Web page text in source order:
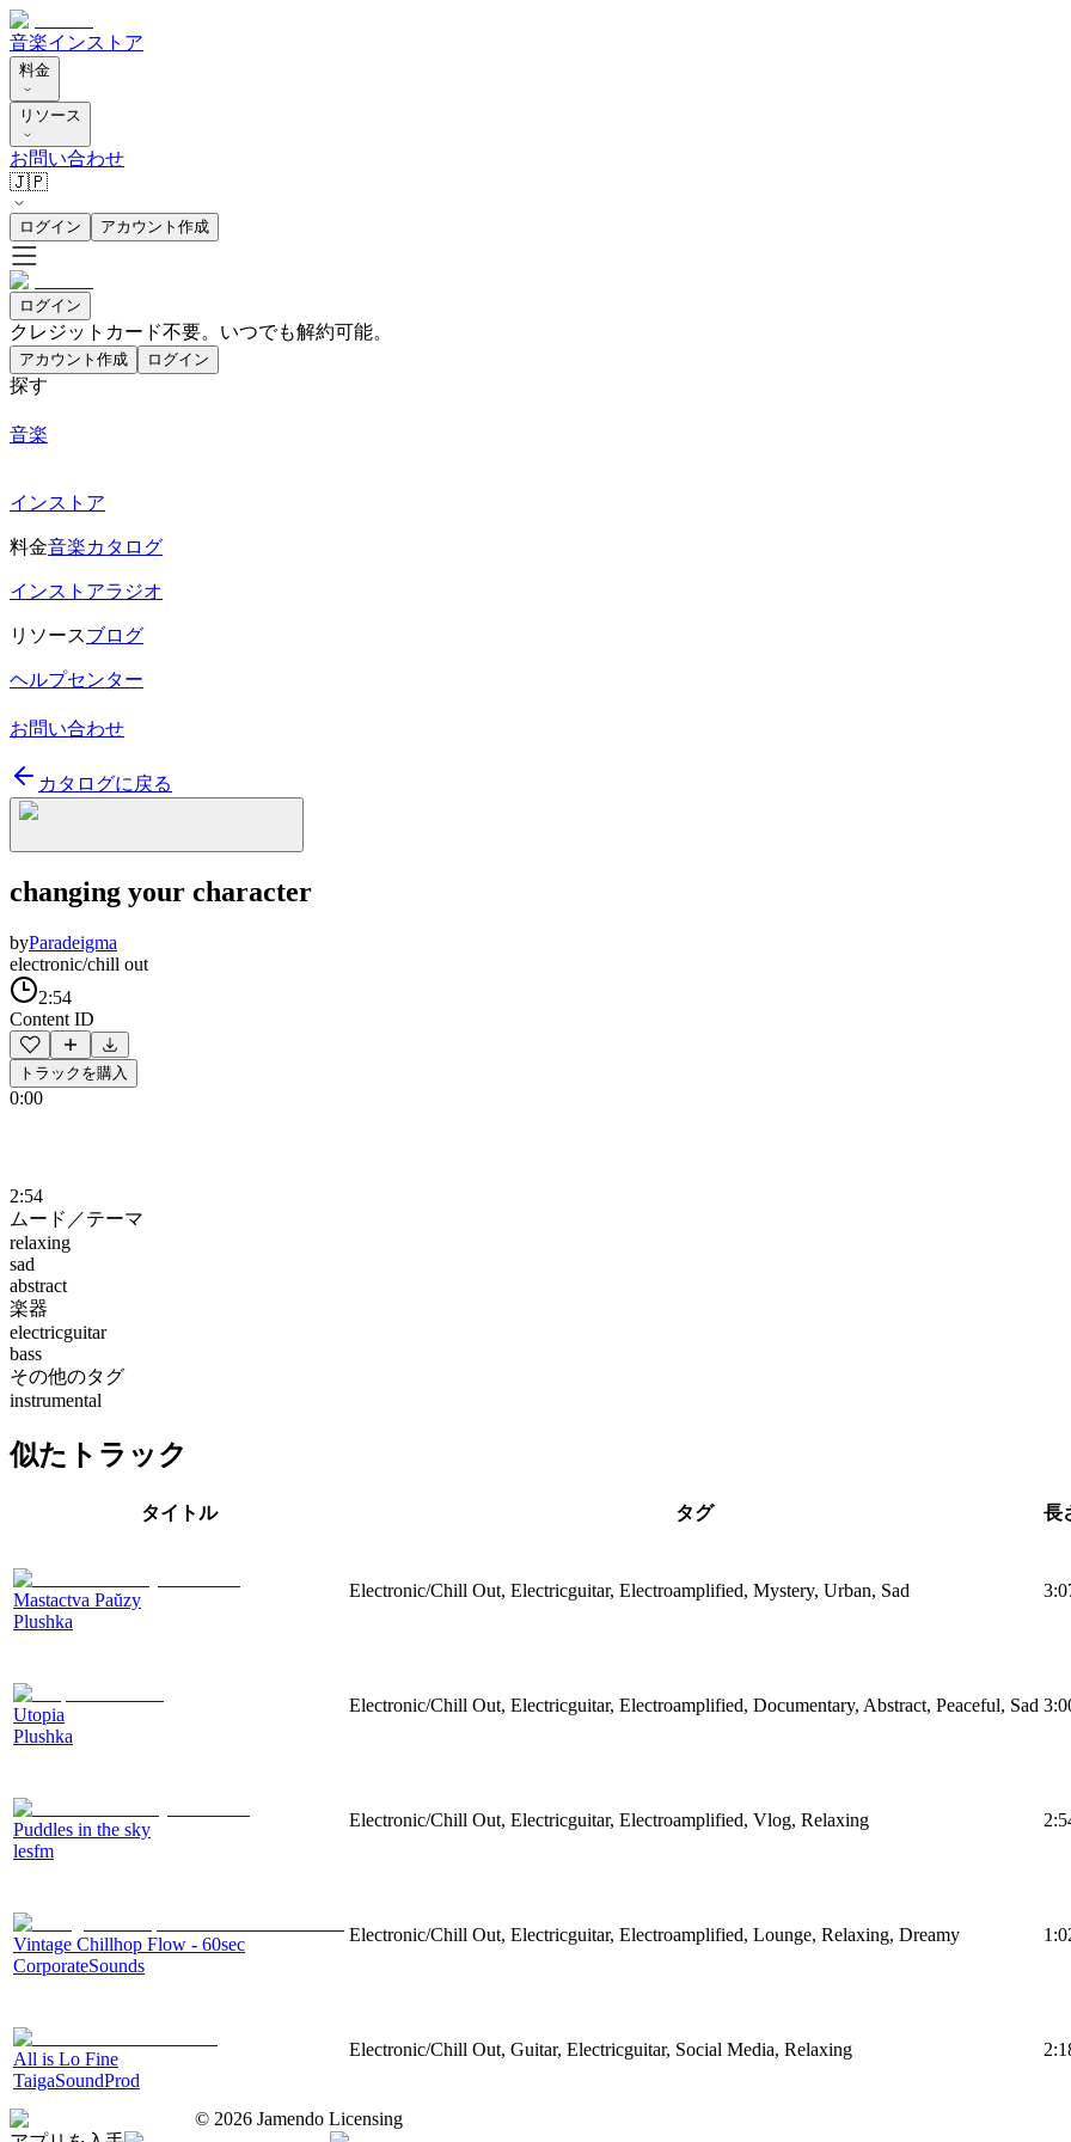
音楽インストア
料金
リソース
お問い合わせ
🇯🇵
ログイン アカウント作成
ログイン
クレジットカード不要。いつでも解約可能。
アカウント作成 ログイン
探す
音楽
インストア
料金音楽カタログ
インストアラジオ
リソースブログ
ヘルプセンター
お問い合わせ
カタログに戻る
changing your character
byParadeigma
electronic/chill out
2:54
Content ID
トラックを購入
0:00
2:54
ムード／テーマ
relaxing
sad
abstract
楽器
electricguitar
bass
その他のタグ
instrumental
似たトラック
タイトル タグ 長
Mastactva Paŭzy
Plushka
Electronic/Chill Out, Electricguitar, Electroamplified, Mystery, Urban, Sad
Utopia
Plushka
Electronic/Chill Out, Electricguitar, Electroamplified, Documentary, Abstract, Peaceful, Sad
Puddles in the sky
lesfm
Electronic/Chill Out, Electricguitar, Electroamplified, Vlog, Relaxing
Vintage Chillhop Flow - 60sec
CorporateSounds
Electronic/Chill Out, Electricguitar, Electroamplified, Lounge, Relaxing, Dreamy
All is Lo Fine
TaigaSoundProd
Electronic/Chill Out, Guitar, Electricguitar, Social Media, Relaxing
© 2026 Jamendo Licensing